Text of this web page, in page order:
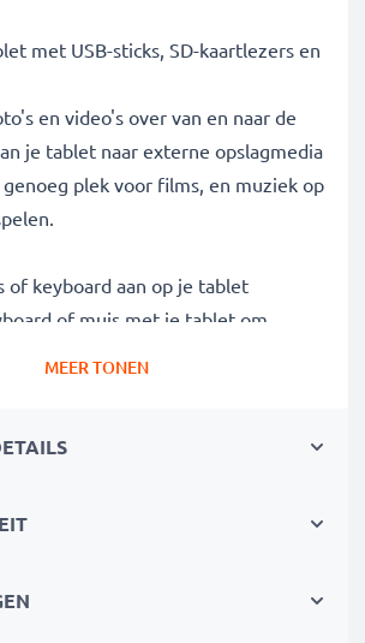
met USB-sticks, SD-kaartlezers en
en video's over van en naar de
je tablet naar externe opslagmedia
plek voor films, en muziek op
of keyboard aan op je tablet
of muis met je tablet om
en PS controllers
ondersteunde gamepads voor
MEER TONEN